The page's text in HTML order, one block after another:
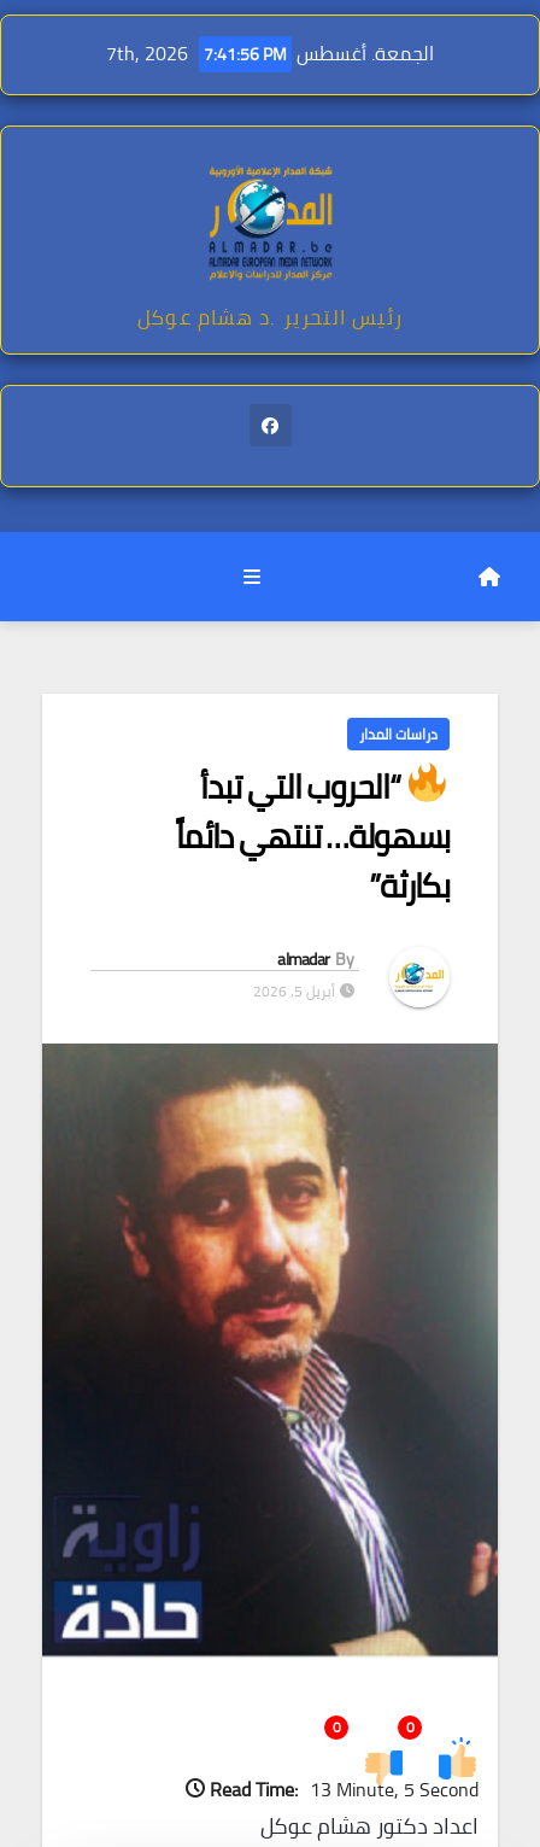
Skip
content
الجمعة. أغسطس 7th, 2026 7:41:58 PM
رئيس التحرير .د هشام عوكل
دراسات المدار
“الحروب التي تبدأ
بسهولة… تنتهي دائماً
بكارثة”
By
almadar
أبريل 5, 2026
0
0
Read Time: 13 Minute, 5 Second
اعداد دكتور هشام عوكل